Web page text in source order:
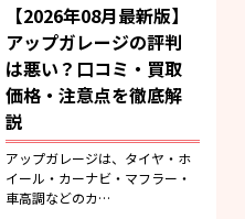
【2026年08月最新版】
アップガレージの評判
は悪い？口コミ・買取
価格・注意点を徹底解
説
アップガレージは、タイヤ・ホ
イール・カーナビ・マフラー・
車高調などのカ…